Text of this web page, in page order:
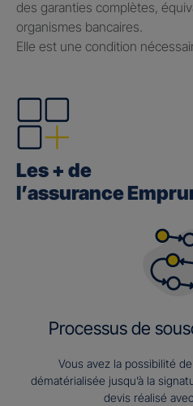
des garanties complètes,
organismes bancaires.
Elle est une condition
Les + de
l’assurance
Processus de
Vous avez la possibilité
dématérialisée jusqu’à la
devis réalisé